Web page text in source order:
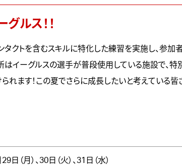
ルス！！
タクトを含むスキルに特化した練習を実施し、参加
はイーグルスの選手が普段使用している施設で、特
れます！この夏でさらに成長したいと考えている皆
日（月）、30日（火）、31日（水）